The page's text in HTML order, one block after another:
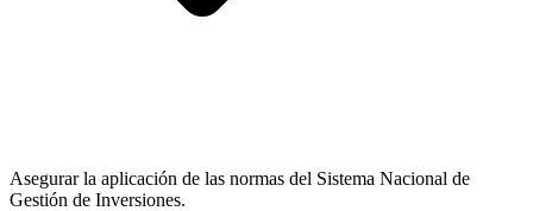
Asegurar la aplicación de las normas del Sistema Nacional de
Gestión de Inversiones.